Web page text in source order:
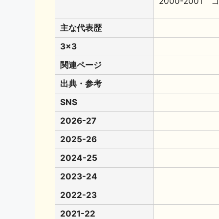
主な代表歴
3x3
関連ページ
出典・参考
SNS
2026-27
2025-26
2024-25
2023-24
2022-23
2021-22